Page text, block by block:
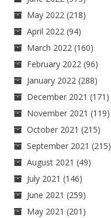
May 2022 (218)
April 2022 (94)
March 2022 (160)
February 2022 (96)
January 2022 (288)
December 2021 (171)
November 2021 (119)
October 2021 (215)
September 2021 (215)
August 2021 (49)
July 2021 (146)
June 2021 (259)
May 2021 (201)